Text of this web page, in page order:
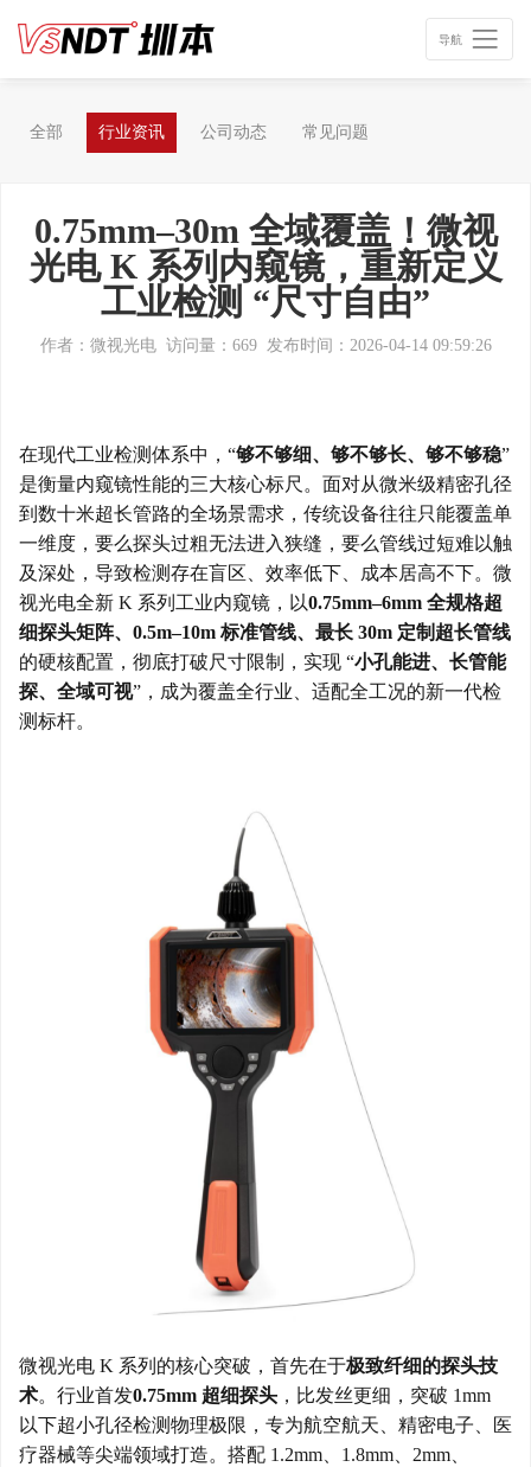
导航
全部 行业资讯 公司动态 常见问题
0.75mm–30m 全域覆盖！微视
光电 K 系列内窥镜，重新定义
工业检测 “尺寸自由”
作者：微视光电 访问量：669 发布时间：2026-04-14 09:59:26
在现代工业检测体系中， “够不够细、够不够长、够不够稳”
是衡量内窥镜性能的三大核心标尺。面对从微米级精密孔径
到数十米超长管路的全场景需求，传统设备往往只能覆盖单
一维度，要么探头过粗无法进入狭缝，要么管线过短难以触
及深处，导致检测存在盲区、效率低下、成本居高不下。微
视光电全新 K 系列工业内窥镜，以0.75mm–6mm 全规格超
细探头矩阵、0.5m–10m 标准管线、最长 30m 定制超长管线
的硬核配置，彻底打破尺寸限制，实现 “小孔能进、长管能
探、全域可视”，成为覆盖全行业、适配全工况的新一代检
测标杆。
微视光电 K 系列的核心突破，首先在于极致纤细的探头技
术。行业首发0.75mm 超细探头 ，比发丝更细，突破 1mm
以下超小孔径检测物理极限，专为航空航天、精密电子、医
疗器械等尖端领域打造。搭配 1.2mm、1.8mm、2mm、